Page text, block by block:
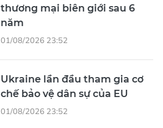
thương mại biên giới sau 6
năm
01/08/2026 23:52
Ukraine lần đầu tham gia cơ
chế bảo vệ dân sự của EU
01/08/2026 23:52